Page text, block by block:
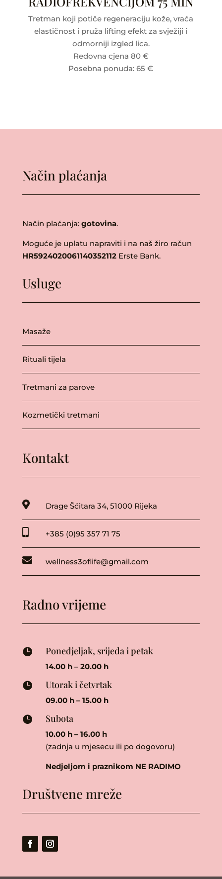
Tretman koji potiče regeneraciju kože, vraća
elastičnost i pruža lifting efekt za svježiji i
odmorniji izgled lica.
Redovna cjena 80 €
Posebna ponuda: 65 €
Način plaćanja
Način plaćanja: gotovina.
Moguće je uplatu napraviti i na naš žiro račun
HR5924020061140352112Erste Bank.
Usluge
Masaže
Rituali tijela
Tretmani za parove
Kozmetički tretmani
Kontakt
 Drage Šćitara 34, 51000 Rijeka
 +385 (0)95 357 71 75
 wellness3oflife@gmail.com
Radno vrijeme
 Ponedjeljak, srijeda i petak
14.00 h – 20.00 h
 Utorak i četvrtak
09.00 h – 15.00 h
 Subota
10.00 h – 16.00 h
(zadnja u mjesecu ili po dogovoru)
Nedjeljom i praznikom NE RADIMO
Društvene mreže